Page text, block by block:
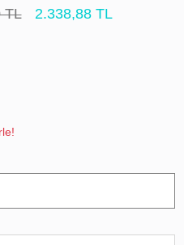
TL 2.338,88 TL